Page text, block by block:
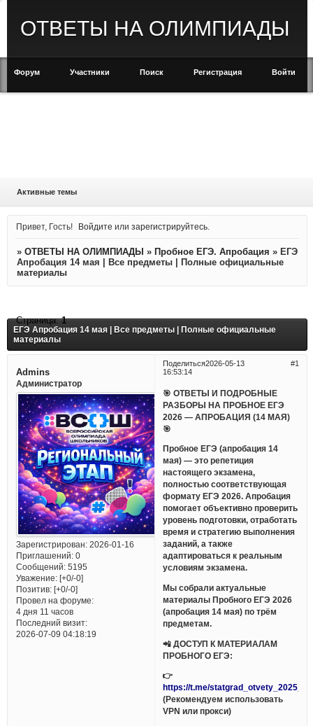
ОТВЕТЫ НА ОЛИМПИАДЫ
Форум Участники Поиск Регистрация Войти
Активные темы
Привет, Гость! Войдите илизарегистрируйтесь
» ОТВЕТЫ НА ОЛИМПИАДЫ » Пробное ЕГЭ. Апробация » ЕГЭ
Апробация 14 мая | Все предметы | Полные официальные
материалы
ЕГЭ Апробация 14 мая | Все предметы | Полные официальные
материалы
Страница:1
Поделиться 1
2026-05-13
16:53:14
Admins
Администратор
Зарегистрирован: 2026-01-16
Приглашений:0
Сообщений:5195
Уважение: [+0/-0]
Позитив: [+0/-0]
Провел на форуме:
4 дня 11 часов
Последний визит:
2026-07-09 04:18:19
🎯 ОТВЕТЫ И ПОДРОБНЫЕ
РАЗБОРЫ НА ПРОБНОЕ ЕГЭ
2026 — АПРОБАЦИЯ (14 МАЯ)
🎯
Пробное ЕГЭ (апробация 14
мая) — это репетиция
настоящего экзамена,
полностью соответствующая
формату ЕГЭ 2026. Апробация
помогает объективно проверить
уровень подготовки, отработать
время и стратегию выполнения
заданий, а также
адаптироваться к реальным
условиям экзамена.
Мы собрали актуальные
материалы Пробного ЕГЭ 2026
(апробация 14 мая) по трём
предметам.
📲 ДОСТУП К МАТЕРИАЛАМ
ПРОБНОГО ЕГЭ:
👉
https://t.me/
(Рекомендуем использовать
VPN или прокси)